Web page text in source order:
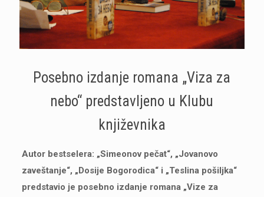
Posebno izdanje romana „Viza za
nebo“ predstavljeno u Klubu
književnika
Autor bestselera: „Simeonov pečat“, „Jovanovo
zaveštanje“, „Dosije Bogorodica“ i „Teslina pošiljka“
predstavio je posebno izdanje romana „Vize za